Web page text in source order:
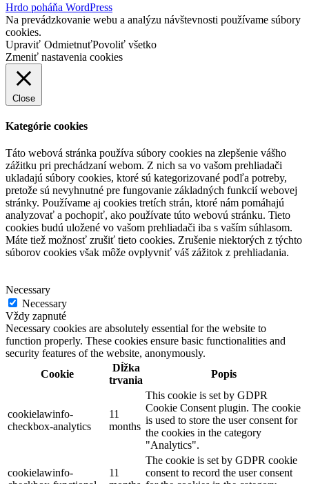
Hrdo poháňa WordPress
Na prevádzkovanie webu a analýzu návštevnosti používame súbory
cookies.
Upraviť OdmietnuťPovoliť všetko
Zmeniť nastavenia cookies
Close
Kategórie cookies
Táto webová stránka používa súbory cookies na zlepšenie vášho
zážitku pri prechádzaní webom. Z nich sa vo vašom prehliadači
ukladajú súbory cookies, ktoré sú kategorizované podľa potreby,
pretože sú nevyhnutné pre fungovanie základných funkcií webovej
stránky. Používame aj cookies tretích strán, ktoré nám pomáhajú
analyzovať a pochopiť, ako používate túto webovú stránku. Tieto
cookies budú uložené vo vašom prehliadači iba s vaším súhlasom.
Máte tiež možnosť zrušiť tieto cookies. Zrušenie niektorých z týchto
súborov cookies však môže ovplyvniť váš zážitok z prehliadania.
Necessary
Necessary
Vždy zapnuté
Necessary cookies are absolutely essential for the website to
function properly. These cookies ensure basic functionalities and
security features of the website, anonymously.
Cookie
Dĺžka
trvania
Popis
cookielawinfo-
checkbox-analytics
11
months
This cookie is set by GDPR
Cookie Consent plugin. The cookie
is used to store the user consent for
the cookies in the category
"Analytics".
cookielawinfo-
11
The cookie is set by GDPR cookie
consent to record the user consent